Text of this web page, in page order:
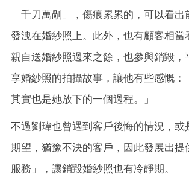
「千刀萬剮」，傷痕累累的，可以看
發洩在婚紗照上。此外，也有顧客相當
親自送婚紗照過來之餘，也參與銷毀，
享婚紗照的拍攝故事，讓他有些感慨：
其實也是她放下的一個過程。」
不過劉瑋也曾遇到客戶後悔的情況，或
期望，猶豫不決的客戶，因此發展出提
服務」，讓銷毀婚紗照也有冷靜期。